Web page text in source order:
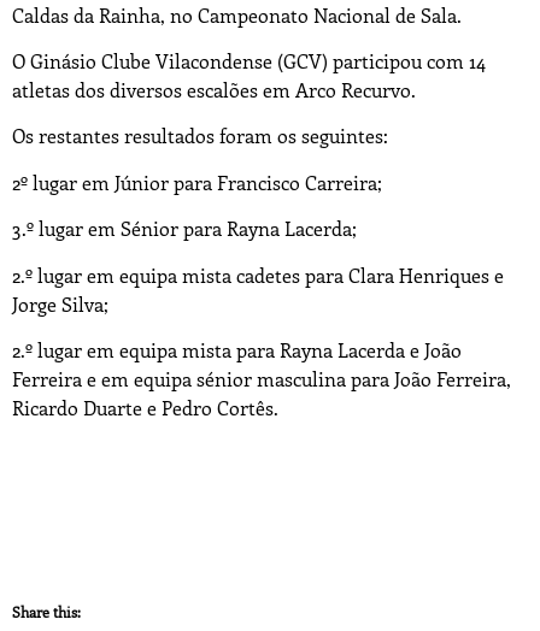
Caldas da Rainha, no Campeonato Nacional de Sala.
O Ginásio Clube Vilacondense (GCV) participou com 14
atletas dos diversos escalões em Arco Recurvo.
Os restantes resultados foram os seguintes:
2º lugar em Júnior para Francisco Carreira;
3.º lugar em Sénior para Rayna Lacerda;
2.º lugar em equipa mista cadetes para Clara Henriques e
Jorge Silva;
2.º lugar em equipa mista para Rayna Lacerda e João
Ferreira e em equipa sénior masculina para João Ferreira,
Ricardo Duarte e Pedro Cortês.
Share this: